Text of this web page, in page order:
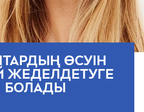
ӨСУІН
ЖЕДЕЛДЕТУГЕ
БОЛАДЫ